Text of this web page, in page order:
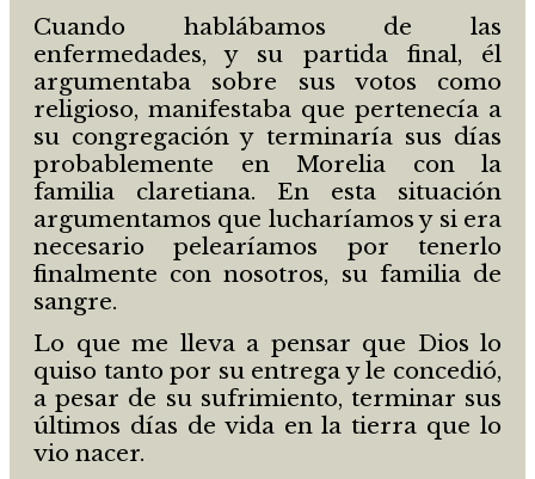
Cuando hablábamos de las
enfermedades, y su partida final, él
argumentaba sobre sus votos como
religioso, manifestaba que pertenecía a
su congregación y terminaría sus días
probablemente en Morelia con la
familia claretiana. En esta situación
argumentamos que lucharíamos y si era
necesario pelearíamos por tenerlo
finalmente con nosotros, su familia de
sangre.
Lo que me lleva a pensar que Dios lo
quiso tanto por su entrega y le concedió,
a pesar de su sufrimiento, terminar sus
últimos días de vida en la tierra que lo
vio nacer.